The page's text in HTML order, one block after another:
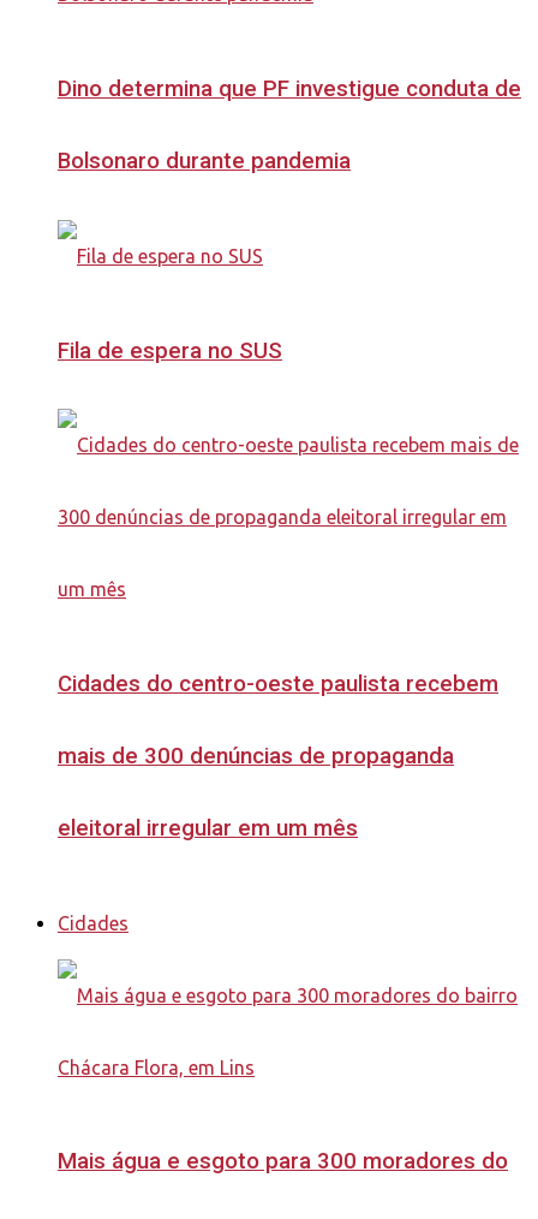
Dino determina que PF investigue conduta de
Bolsonaro durante pandemia
Fila de espera no SUS
Cidades do centro-oeste paulista recebem
mais de 300 denúncias de propaganda
eleitoral irregular em um mês
Cidades
Mais água e esgoto para 300 moradores do